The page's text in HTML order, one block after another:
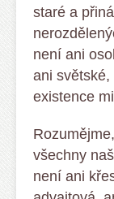
staré a
není ani
ani
existence
všechny
není ani